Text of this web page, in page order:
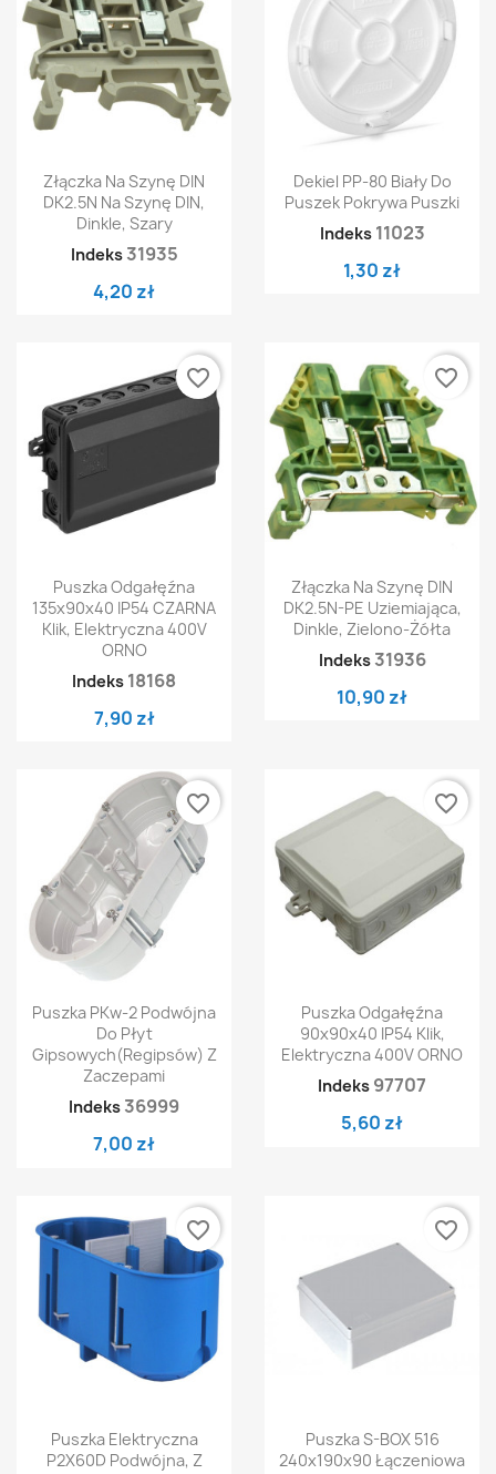
Złączka Na Szynę DIN
DK2.5N Na Szynę DIN,
Dinkle, Szary
Indeks 31935
4,20 zł
Dekiel PP-80 Biały Do
Puszek Pokrywa Puszki
Indeks 11023
1,30 zł
Puszka Odgałęźna
135x90x40 IP54 CZARNA
Klik, Elektryczna 400V
ORNO
Indeks 18168
7,90 zł
favorite_border
Złączka Na Szynę DIN
DK2.5N-PE Uziemiająca,
Dinkle, Zielono-Żółta
Indeks 31936
10,90 zł
favorite_border
Puszka PKw-2 Podwójna
Do Płyt
Gipsowych(regipsów) Z
Zaczepami
Indeks 36999
7,00 zł
favorite_border
Puszka Odgałęźna
90x90x40 IP54 Klik,
Elektryczna 400V ORNO
Indeks 97707
5,60 zł
favorite_border
Puszka Elektryczna
P2X60D Podwójna, Z
favorite_border
Puszka S-BOX 516
240x190x90 Łączeniowa
favorite_border